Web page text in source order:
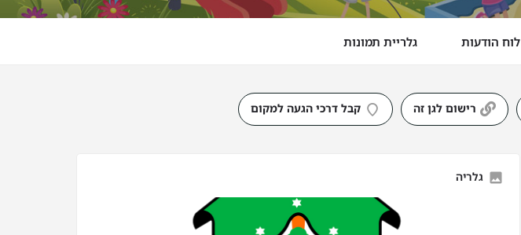
לוח הודעות גלריית תמונות
רישום לגן זה קבל דרכי הגעה למקום
גלריה